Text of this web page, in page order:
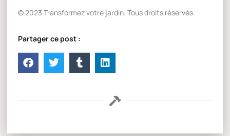
© 2023 Transformez votre jardin. Tous droits réservés.
Partager ce post :